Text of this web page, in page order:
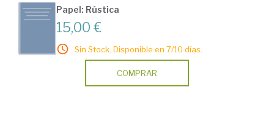
Papel: Rústica
15,00 €
Sin Stock. Disponible en 7/10 días.
COMPRAR